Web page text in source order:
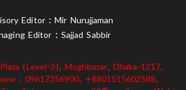
Editor : Mir Nurujjaman
Editor : Sajjad Sabbir
(Level-3), Moghbazar, Dhaka-1217,
: 09617356900, +8801515602588,